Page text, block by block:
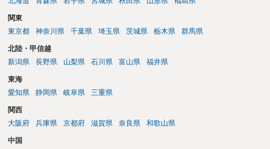
関東
東京都
神奈川県 千葉県 埼玉県 茨城県 栃木県 群馬県
北陸・甲信越
新潟県
長野県 山梨県 石川県 富山県 福井県
東海
愛知県
静岡県 岐阜県 三重県
関西
大阪府
兵庫県 京都府 滋賀県 奈良県 和歌山県
中国